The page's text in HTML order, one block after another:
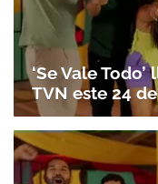
‘Se Vale
TVN este 24